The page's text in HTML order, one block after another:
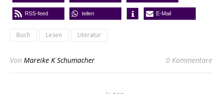
RSS-feed teilen E-Mail
Buch Lesen Literatur
Von Mareike K Schumacher 0 Kommentare